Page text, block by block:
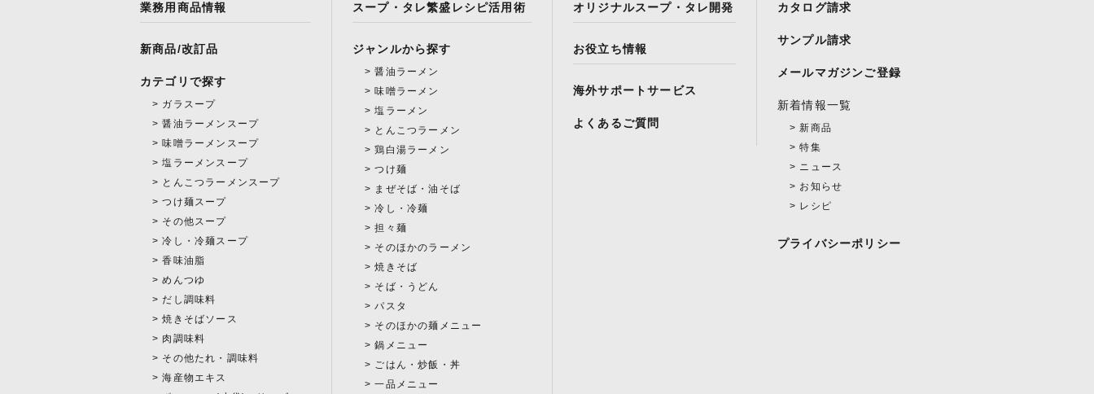
業務用商品情報
新商品/改訂品
カテゴリで探す
ガラスープ
醤油ラーメンスープ
味噌ラーメンスープ
塩ラーメンスープ
とんこつラーメンスープ
つけ麺スープ
その他スープ
冷し・冷麺スープ
香味油脂
めんつゆ
だし調味料
焼きそばソース
肉調味料
その他たれ・調味料
海産物エキス
スープ・タレ繁盛レシピ活用術
ジャンルから探す
醤油ラーメン
味噌ラーメン
塩ラーメン
とんこつラーメン
鶏白湯ラーメン
つけ麺
まぜそば・油そば
冷し・冷麺
担々麺
そのほかのラーメン
焼きそば
そば・うどん
パスタ
そのほかの麺メニュー
鍋メニュー
ごはん・炒飯・丼
一品メニュー
オリジナルスープ・タレ開発
お役立ち情報
海外サポートサービス
よくあるご質問
カタログ請求
サンプル請求
メールマガジンご登録
新着情報一覧
新商品
特集
ニュース
お知らせ
レシピ
プライバシーポリシー